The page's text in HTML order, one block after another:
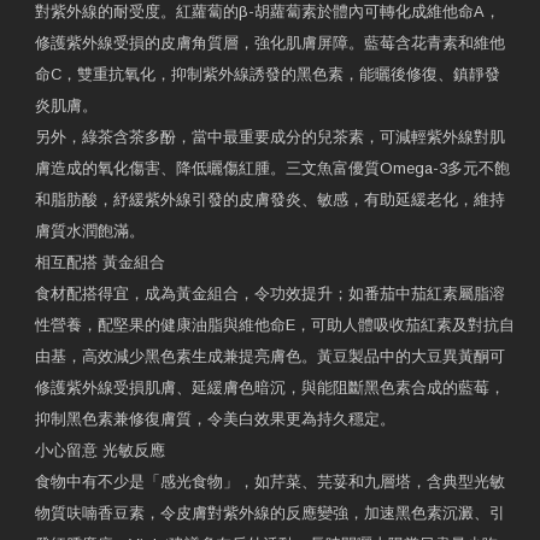
對紫外線的耐受度。紅蘿蔔的β-胡蘿蔔素於體內可轉化成維他命A，
修護紫外線受損的皮膚角質層，強化肌膚屏障。藍莓含花青素和維他
命C，雙重抗氧化，抑制紫外線誘發的黑色素，能曬後修復、鎮靜發
炎肌膚。
另外，綠茶含茶多酚，當中最重要成分的兒茶素，可減輕紫外線對肌
膚造成的氧化傷害、降低曬傷紅腫。三文魚富優質Omega-3多元不飽
和脂肪酸，紓緩紫外線引發的皮膚發炎、敏感，有助延緩老化，維持
膚質水潤飽滿。
相互配搭 黃金組合
食材配搭得宜，成為黃金組合，令功效提升；如番茄中茄紅素屬脂溶
性營養，配堅果的健康油脂與維他命E，可助人體吸收茄紅素及對抗自
由基，高效減少黑色素生成兼提亮膚色。黃豆製品中的大豆異黃酮可
修護紫外線受損肌膚、延緩膚色暗沉，與能阻斷黑色素合成的藍莓，
抑制黑色素兼修復膚質，令美白效果更為持久穩定。
小心留意 光敏反應
食物中有不少是「感光食物」，如芹菜、芫荽和九層塔，含典型光敏
物質呋喃香豆素，令皮膚對紫外線的反應變強，加速黑色素沉澱、引